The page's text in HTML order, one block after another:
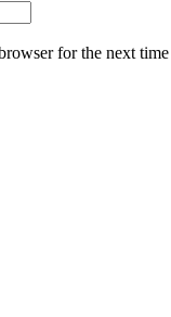
for the next time